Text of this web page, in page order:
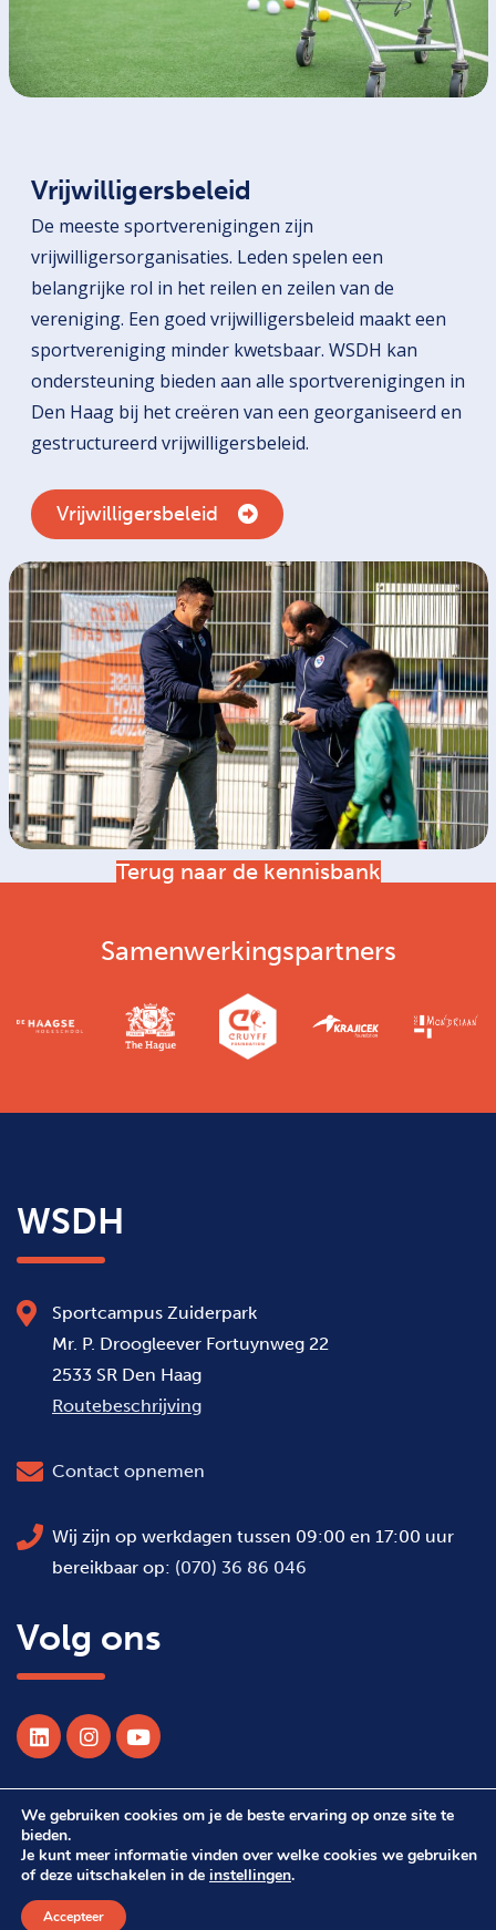
Vrijwilligersbeleid
De meeste sportverenigingen zijn
vrijwilligersorganisaties. Leden spelen een
belangrijke rol in het reilen en zeilen van de
vereniging. Een goed vrijwilligersbeleid maakt een
sportvereniging minder kwetsbaar. WSDH kan
ondersteuning bieden aan alle sportverenigingen in
Den Haag bij het creëren van een georganiseerd en
gestructureerd vrijwilligersbeleid.
Vrijwilligersbeleid
Terug naar de kennisbank
Samenwerkingspartners
WSDH
Sportcampus Zuiderpark
Mr. P. Droogleever Fortuynweg 22
2533 SR Den Haag
Routebeschrijving
Contact opnemen
Wij zijn op werkdagen tussen 09:00 en 17:00 uur
bereikbaar op: (070) 36 86 046
Volg ons
© 2026 Alle rechten voorbehouden WSDH
Webdesign Suprevo
We gebruiken cookies om je de beste ervaring op onze site te
bieden.
Je kunt meer informatie vinden over welke cookies we gebruiken
of deze uitschakelen in de instellingen.
Accepteer